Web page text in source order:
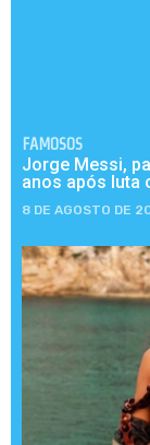
FAMOSOS
Jorge Messi,
anos após luta
8 DE AGOSTO DE